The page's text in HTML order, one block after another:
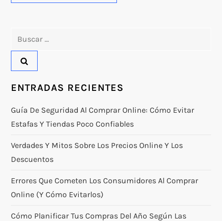
ENTRADAS RECIENTES
Guía De Seguridad Al Comprar Online: Cómo Evitar
Estafas Y Tiendas Poco Confiables
Verdades Y Mitos Sobre Los Precios Online Y Los
Descuentos
Errores Que Cometen Los Consumidores Al Comprar
Online (y Cómo Evitarlos)
Cómo Planificar Tus Compras Del Año Según Las